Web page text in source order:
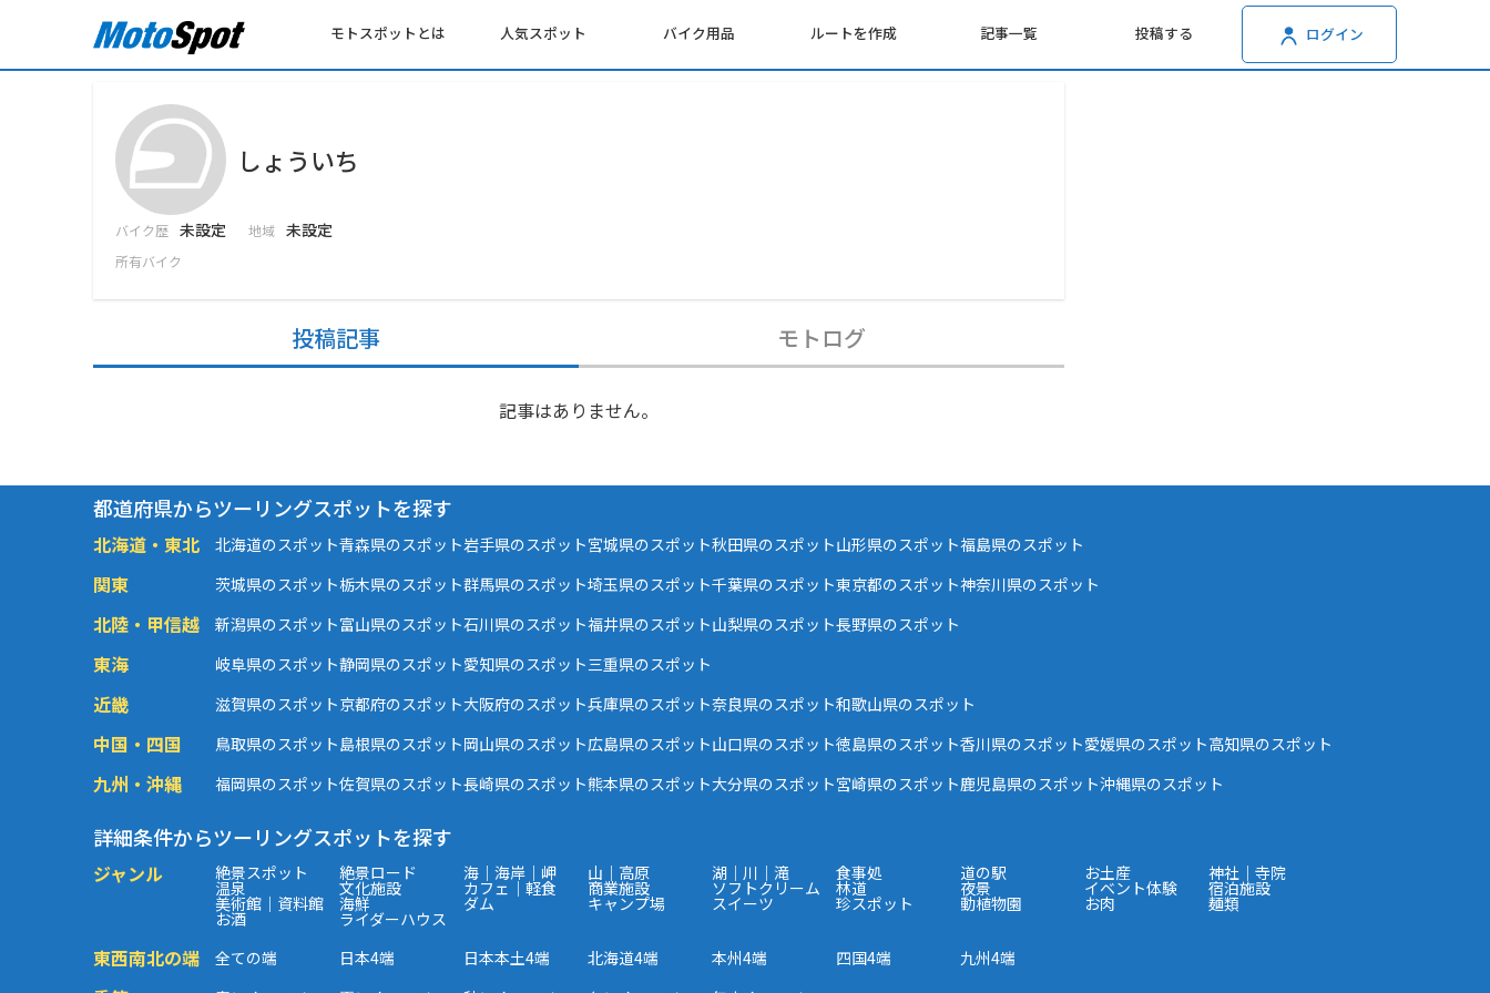
モトスポットとは 人気スポット バイク用品 ルートを作成 記事一覧 投稿する ログイン
しょういち
バイク歴 未設定 地域 未設定
所有バイク
投稿記事 モトログ
記事はありません。
都道府県からツーリングスポットを探す
北海道・東北 北海道のスポット青森県のスポット岩手県のスポット宮城県のスポット秋田県のスポット山形県のスポット福島県のスポット
関東 茨城県のスポット栃木県のスポット群馬県のスポット埼玉県のスポット千葉県のスポット東京都のスポット神奈川県のスポット
北陸・甲信越 新潟県のスポット富山県のスポット石川県のスポット福井県のスポット山梨県のスポット長野県のスポット
東海 岐阜県のスポット静岡県のスポット愛知県のスポット三重県のスポット
近畿 滋賀県のスポット京都府のスポット大阪府のスポット兵庫県のスポット奈良県のスポット和歌山県のスポット
中国・四国 鳥取県のスポット島根県のスポット岡山県のスポット広島県のスポット山口県のスポット徳島県のスポット香川県のスポット愛媛県のスポット高知県のスポット
九州・沖縄 福岡県のスポット佐賀県のスポット長崎県のスポット熊本県のスポット大分県のスポット宮崎県のスポット鹿児島県のスポット沖縄県のスポット
詳細条件からツーリングスポットを探す
ジャンル 絶景スポット 絶景ロード 海｜海岸｜岬 山｜高原 湖｜川｜滝 食事処 道の駅 お土産 神社｜寺院
温泉 文化施設 カフェ｜軽食 商業施設 ソフトクリーム 林道 夜景 イベント体験 宿泊施設
美術館｜資料館 海鮮 ダム キャンプ場 スイーツ 珍スポット 動植物園 お肉 麺類
お酒 ライダーハウス
東西南北の端 全ての端 日本4端 日本本土4端 北海道4端 本州4端 四国4端 九州4端